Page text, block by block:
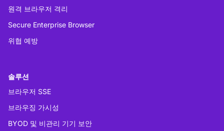
원격 브라우저 격리
Secure Enterprise Browser
위협 예방
솔루션
브라우저 SSE
브라우징 가시성
BYOD 및 비관리 기기 보안